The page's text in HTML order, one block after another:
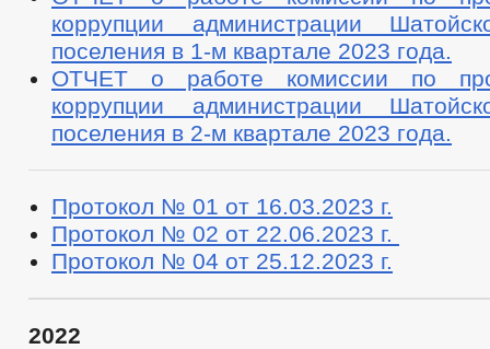
коррупции администрации
поселения в 1-м квартале 2023 года.
ОТЧЕТ о работе комиссии по
коррупции администрации
поселения в 2-м квартале 2023 года.
Протокол № 01 от 16.03.2023 г.
Протокол № 02 от 22.06.2023 г.
Протокол № 04 от 25.12.2023 г.
2022